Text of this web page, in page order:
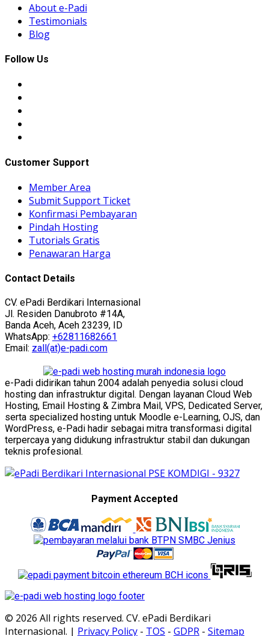
About e-Padi
Testimonials
Blog
Follow Us
Customer Support
Member Area
Submit Support Ticket
Konfirmasi Pembayaran
Pindah Hosting
Tutorials Gratis
Penawaran Harga
Contact Details
CV. ePadi Berdikari Internasional
Jl. Residen Danubroto #14A,
Banda Aceh, Aceh 23239, ID
WhatsApp: +62811682661
Email: zall(at)e-padi.com
e-Padi didirikan tahun 2004 adalah penyedia solusi cloud
hosting dan infrastruktur digital. Dengan layanan Cloud Web
Hosting, Email Hosting & Zimbra Mail, VPS, Dedicated Server,
serta specialized hosting untuk Moodle e-Learning, OJS, dan
WordPress, e-Padi hadir sebagai mitra transformasi digital
terpercaya yang didukung infrastruktur stabil dan dukungan
teknis profesional.
Payment Accepted
© 2026 All rights reserved. CV. ePadi Berdikari
Internasional. | Privacy Policy - TOS - GDPR - Sitemap